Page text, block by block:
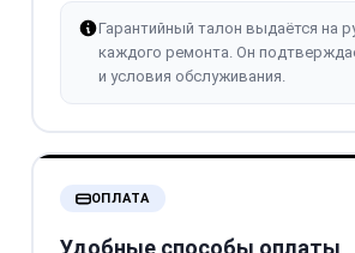
Гарантийный талон выдаётся на
каждого ремонта. Он
и условия обслуживания.
ОПЛАТА
Удобные способы оплаты